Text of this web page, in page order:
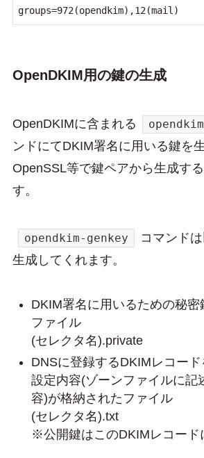
groups=972(opendkim),12(mail)
OpenDKIM用の鍵の生成
OpenDKIMに含まれる
ンドにてDKIM署名に用いる鍵を
OpenSSL等で鍵ペアから生成す
す。
opendkim-genkey
コマンド
生成してくれます。
DKIM署名に用いるための秘密
ファイル
(セレクタ名).private
DNSに登録するDKIMレコー
設定内容(ゾーンファイルに記
容)が格納されたファイル
(セレクタ名).txt
※公開鍵はこのDKIMレコード